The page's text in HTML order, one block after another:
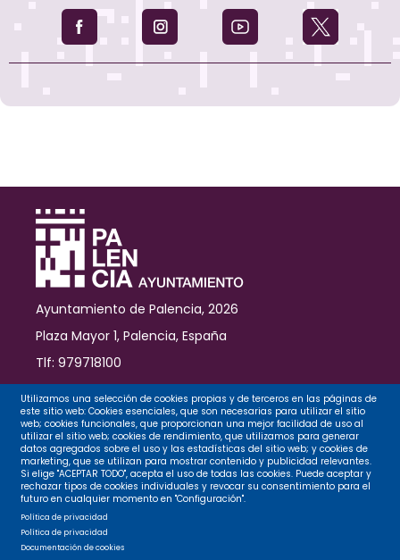
Ayuntamiento de Palencia, 2026
Plaza Mayor 1, Palencia, España
Tlf: 979718100
Contacto
Legal
Privacidad
Utilizamos una selección de cookies propias y de terceros en las páginas de
este sitio web: Cookies esenciales, que son necesarias para utilizar el sitio
web; cookies funcionales, que proporcionan una mejor facilidad de uso al
utilizar el sitio web; cookies de rendimiento, que utilizamos para generar
datos agregados sobre el uso y las estadísticas del sitio web; y cookies de
marketing, que se utilizan para mostrar contenido y publicidad relevantes.
Si elige "ACEPTAR TODO", acepta el uso de todas las cookies. Puede aceptar y
rechazar tipos de cookies individuales y revocar su consentimiento para el
futuro en cualquier momento en "Configuración".
Política de privacidad
Política de privacidad
Documentación de cookies